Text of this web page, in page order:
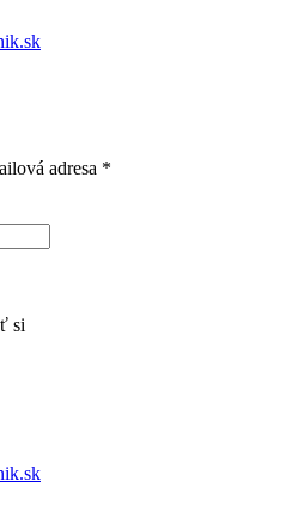
adresa *
si